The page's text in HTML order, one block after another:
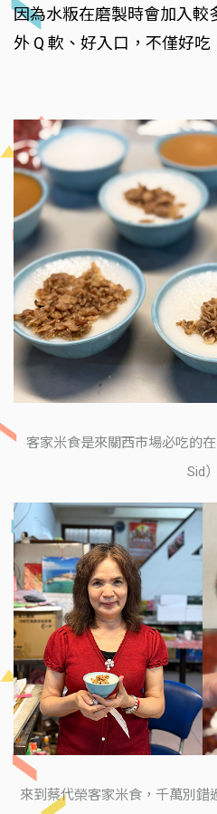
因為水粄在磨製時會加入較
外 Q 軟、好入口，不僅好
客家米食是來關西市場必吃的
Sid）
來到蔡代榮客家米食，千萬別錯